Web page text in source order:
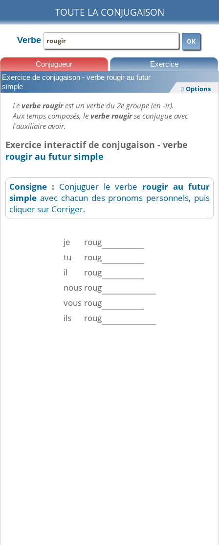
TOUTE LA CONJUGAISON
Verbe OK
Conjugueur Exercice
Exercice de conjugaison - verbe rougir au futur
simple
 Options
Leverbe rougirest un verbe du 2e groupe (en -ir).
Aux temps composés, leverbe rougirse conjugue avec
l'auxiliaire avoir.
Exercice interactif de conjugaison - verbe
rougir au futur simple
Consigne : Conjuguer le verbe rougir au futur
simple avec chacun des pronoms personnels, puis
cliquer sur Corriger.
je
roug
tu
roug
il
roug
nous roug
vous roug
ils
roug